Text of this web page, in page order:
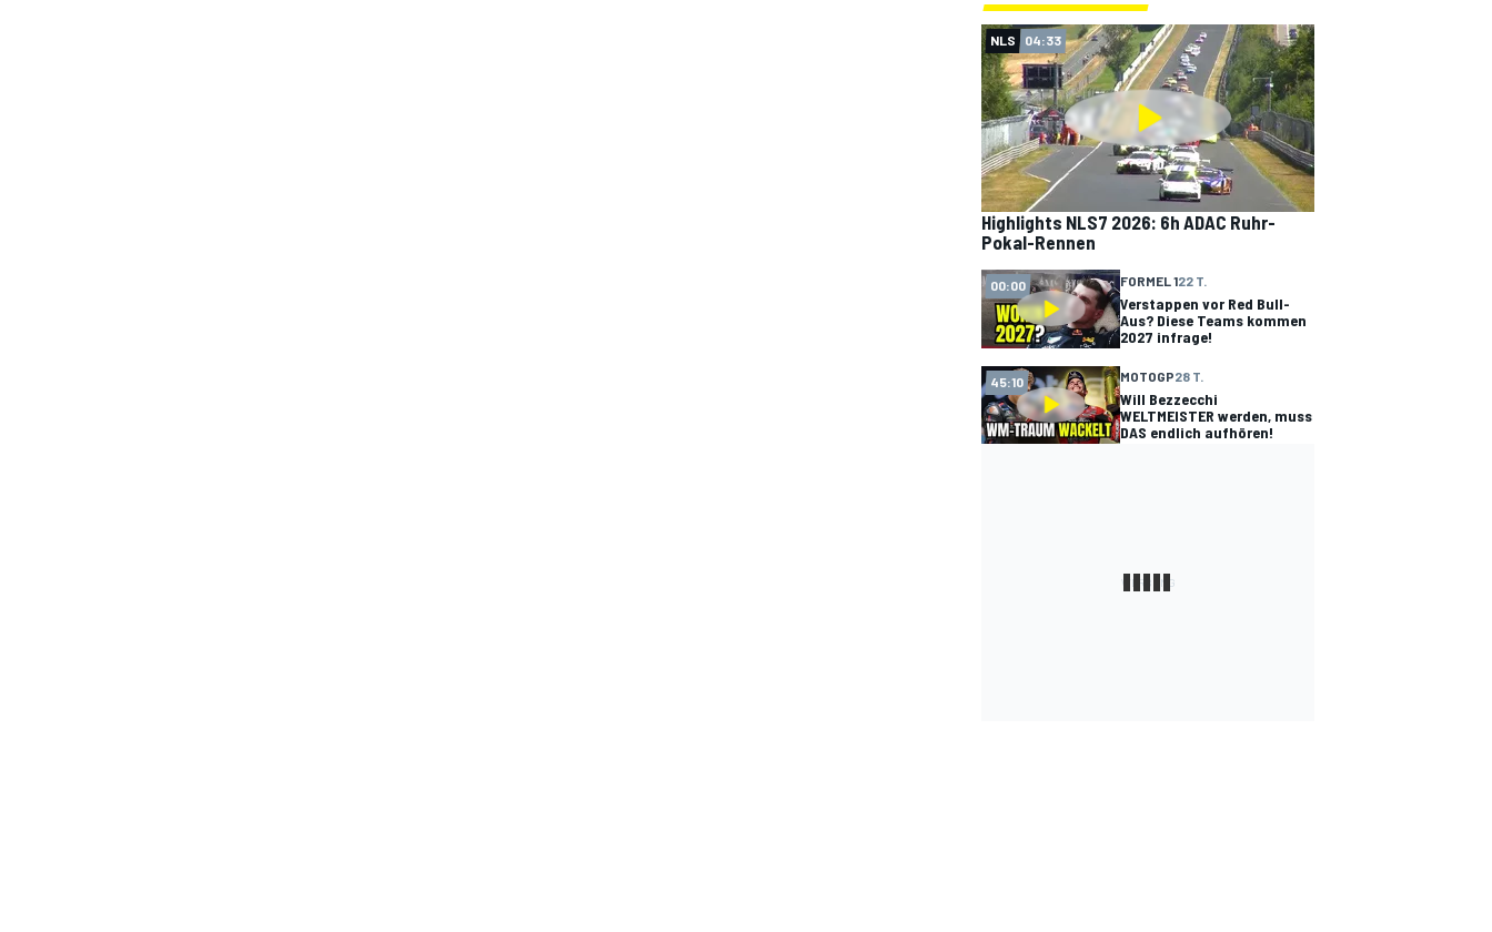
NLS 04:33
Highlights NLS7 2026: 6h ADAC Ruhr-
Pokal-Rennen
00:00 FORMEL 122 T.
Verstappen vor Red Bull-
Aus? Diese Teams kommen
2027 infrage!
45:10 MOTOGP28 T.
Will Bezzecchi
WELTMEISTER werden, muss
DAS endlich aufhören!